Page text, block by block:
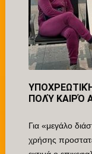
ΠΟΛΎ ΚΑΙΡΌ
Για «μεγάλο
χρήσης